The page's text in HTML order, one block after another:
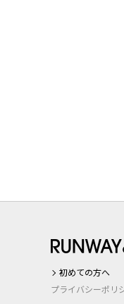
初めての方へ
プライバシーポリ